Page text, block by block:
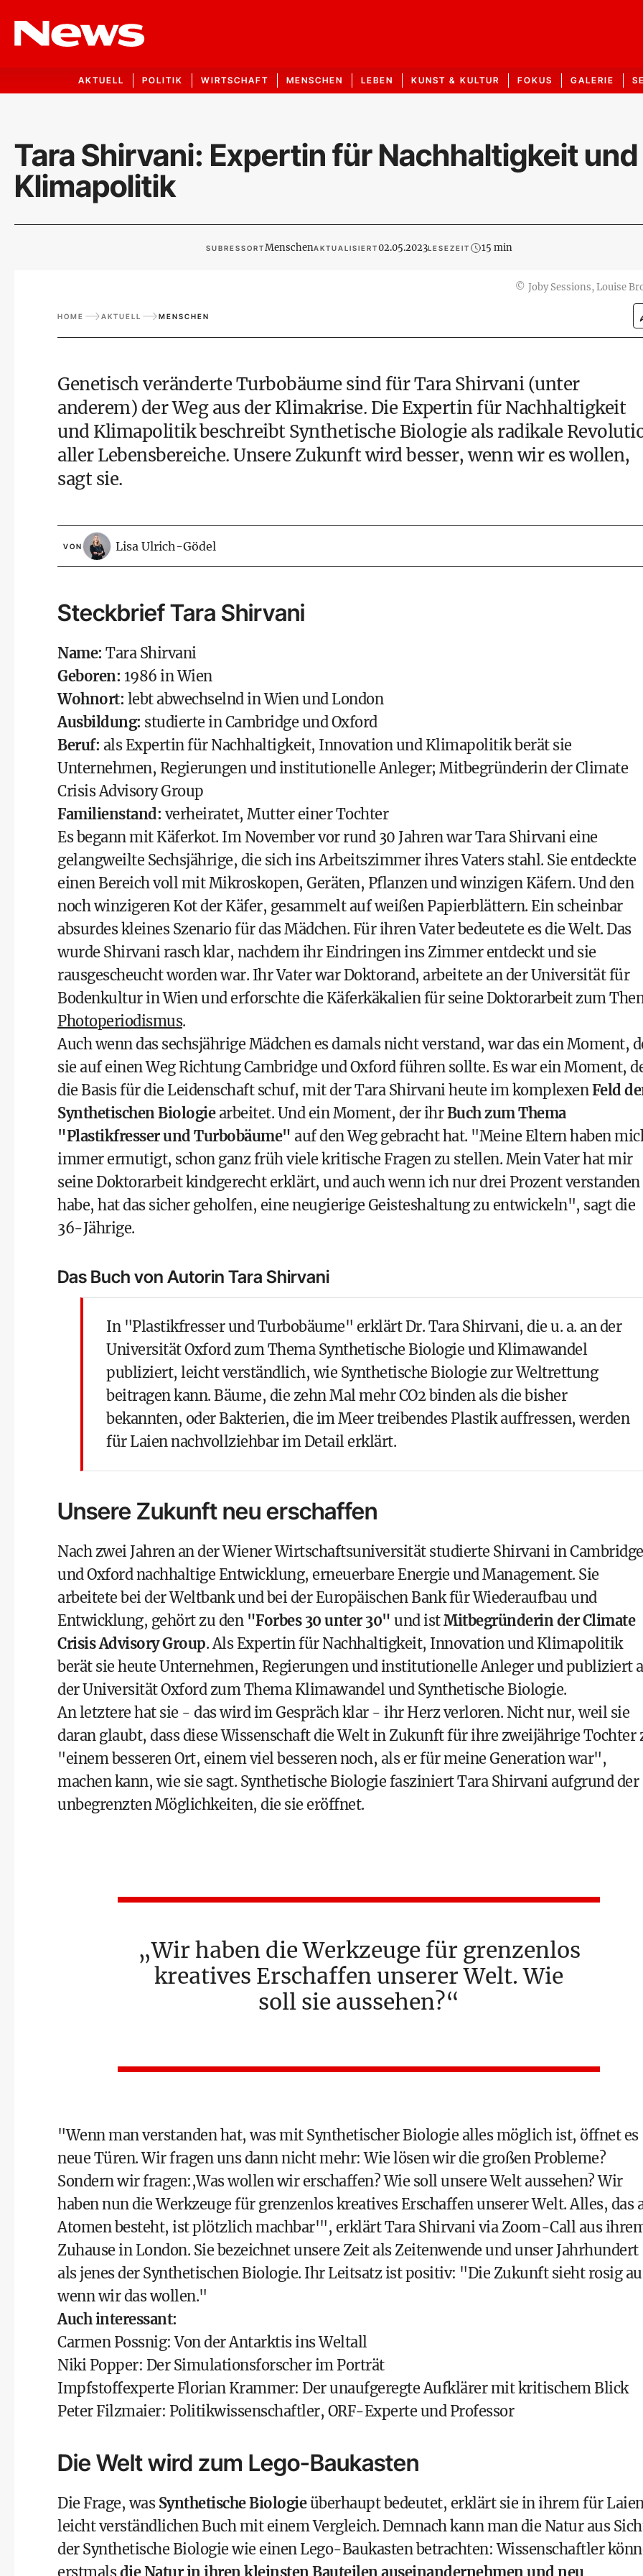
AKTUELL POLITIK WIRTSCHAFT MENSCHEN LEBEN KUNST & KULTUR FOKUS GALERIE
Tara Shirvani: Expertin für Nachhaltigkeit und
Klimapolitik
SUBRESSORTMenschenAKTUALISIERT02.05.2023LESEZEIT 15 min
© Joby Sessions, Louise
HOME AKTUELL MENSCHEN
Genetisch veränderte Turbobäume sind für Tara Shirvani (unter
anderem) der Weg aus derKlimakrise. Die Expertin fürNachhaltigkeit
und Klimapolitik beschreibt Synthetische Biologie als radikale
aller Lebensbereiche. Unsere Zukunft wird besser, wenn wir es wollen,
sagt sie.
VON Lisa Ulrich-Gödel
Steckbrief Tara Shirvani
Name: Tara Shirvani
Geboren: 1986 in Wien
Wohnort: lebt abwechselnd in Wien und London
Ausbildung: studierte in Cambridge und Oxford
Beruf: als Expertin für Nachhaltigkeit, Innovation und Klimapolitik berät sie
Unternehmen, Regierungen und institutionelle Anleger; Mitbegründerin derClimate
Crisis Advisory Group
Familienstand: verheiratet, Mutter einer Tochter
Es begann mit Käferkot. Im November vor rund 30 Jahren war Tara Shirvani eine
gelangweilte Sechsjährige, die sich ins Arbeitszimmer ihres Vaters stahl. Sie entdeckte
einen Bereich voll mit Mikroskopen, Geräten, Pflanzen und winzigen Käfern. Und den
noch winzigeren Kot der Käfer, gesammelt auf weißen Papierblättern. Ein scheinbar
absurdes kleines Szenario für das Mädchen. Für ihren Vater bedeutete es die Welt. Das
wurde Shirvani rasch klar, nachdem ihr Eindringen ins Zimmer entdeckt und sie
rausgescheucht worden war. Ihr Vater war Doktorand, arbeitete an der Universität für
Bodenkultur in Wien und erforschte die Käferkäkalien für seine Doktorarbeit zum
Photoperiodismus.
Auch wenn das sechsjährige Mädchen es damals nicht verstand, war das ein Moment,
sie auf einen Weg Richtung Cambridge und Oxford führen sollte. Es war ein Moment,
die Basis für die Leidenschaft schuf, mit der Tara Shirvani heute im komplexenFeld
Synthetischen Biologiearbeitet. Und ein Moment, der ihrBuch zum Thema
"Plastikfresser und Turbobäume" auf den Weg gebracht hat. "Meine Eltern haben
immer ermutigt, schon ganz früh viele kritische Fragen zu stellen. Mein Vater hat mir
seine Doktorarbeit kindgerecht erklärt, und auch wenn ich nur drei Prozent verstanden
habe, hat das sicher geholfen, eine neugierige Geisteshaltung zu entwickeln", sagt die
36-Jährige.
Das Buch von Autorin Tara Shirvani
In "Plastikfresser und Turbobäume" erklärt Dr. Tara Shirvani, die u. a. an der
Universität Oxford zum Thema Synthetische Biologie und Klimawandel
publiziert, leicht verständlich, wie Synthetische Biologie zur Weltrettung
beitragen kann. Bäume, die zehn Mal mehr CO2 binden als die bisher
bekannten, oder Bakterien, die im Meer treibendes Plastik auffressen, werden
für Laien nachvollziehbar im Detail erklärt.
Unsere Zukunft neu erschaffen
Nach zwei Jahren an der Wiener Wirtschaftsuniversität studierte Shirvani in Cambridge
und Oxford nachhaltige Entwicklung, erneuerbare Energie und Management. Sie
arbeitete bei der Weltbank und bei der Europäischen Bank für Wiederaufbau und
Entwicklung, gehört zu den "Forbes 30 unter 30" und istMitbegründerin der Climate
Crisis Advisory Group. Als Expertin für Nachhaltigkeit, Innovation und Klimapolitik
berät sie heute Unternehmen, Regierungen und institutionelle Anleger und publiziert
der Universität Oxford zum Thema Klimawandel und Synthetische Biologie.
An letztere hat sie - das wird im Gespräch klar - ihr Herz verloren. Nicht nur, weil sie
daran glaubt, dass diese Wissenschaft die Welt in Zukunft für ihre zweijährige Tochter
"einem besseren Ort, einem viel besseren noch, als er für meine Generation war",
machen kann, wie sie sagt. Synthetische Biologie fasziniert Tara Shirvani aufgrund der
unbegrenzten Möglichkeiten, die sie eröffnet.
Wir haben die Werkzeuge für grenzenlos
kreatives Erschaffen unserer Welt. Wie
soll sie aussehen?
"Wenn man verstanden hat, was mit Synthetischer Biologie alles möglich ist, öffnet es
neue Türen. Wir fragen uns dann nicht mehr: Wie lösen wir die großen Probleme?
Sondern wir fragen:,Was wollen wir erschaffen? Wie soll unsere Welt aussehen? Wir
haben nun die Werkzeuge für grenzenlos kreatives Erschaffen unserer Welt. Alles, das
Atomen besteht, ist plötzlich machbar'", erklärt Tara Shirvani via Zoom-Call aus
Zuhause in London. Sie bezeichnet unsere Zeit als Zeitenwende und unser Jahrhundert
als jenes der Synthetischen Biologie. Ihr Leitsatz ist positiv: "Die Zukunft sieht rosig
wenn wir das wollen."
Auch interessant:
Carmen Possnig: Von der Antarktis ins Weltall
Niki Popper: Der Simulationsforscher im Porträt
Impfstoffexperte Florian Krammer: Der unaufgeregte Aufklärer mit kritischem Blick
Peter Filzmaier: Politikwissenschaftler, ORF-Experte und Professor
Die Welt wird zum Lego-Baukasten
Die Frage, was Synthetische Biologieüberhaupt bedeutet, erklärt sie in ihrem für
leicht verständlichen Buch mit einem Vergleich. Demnach kann man die Natur aus
der Synthetische Biologie wie einen Lego-Baukasten betrachten: Wissenschaftler
erstmalsdie Natur in ihren kleinsten Bauteilen auseinandernehmen und neu